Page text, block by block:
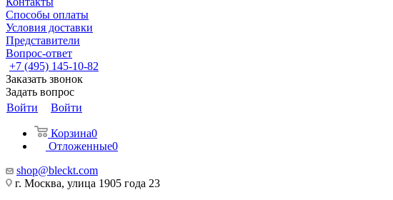
Способы оплаты
Условия доставки
Представители
Вопрос-ответ
+7 (495) 145-10-82
Заказать звонок
Задать вопрос
Войти
Войти
Корзина0
Отложенные0
shop@bleckt.com
г. Москва, улица 1905 года 23